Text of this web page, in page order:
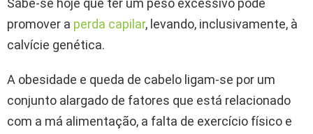
Sabe-se hoje que ter um peso excessivo pode
promover a perda capilar, levando, inclusivamente, à
calvície genética.
A obesidade e queda de cabelo ligam-se por um
conjunto alargado de fatores que está relacionado
com a má alimentação, a falta de exercício físico e